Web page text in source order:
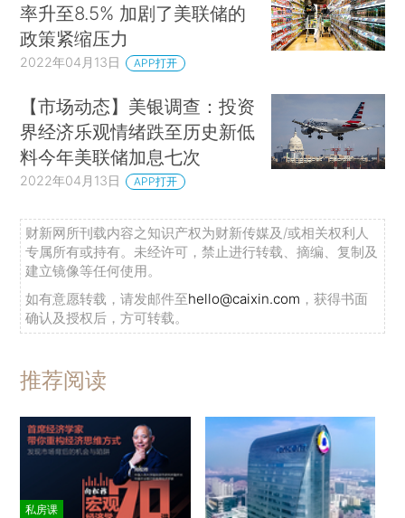
率升至8.5% 加剧了美联储的
政策紧缩压力
2022年04月13日 APP打开
【市场动态】美银调查：投资
界经济乐观情绪跌至历史新低
料今年美联储加息七次
2022年04月13日 APP打开
财新网所刊载内容之知识产权为财新传媒及/或相关权利人
专属所有或持有。未经许可，禁止进行转载、摘编、复制及
建立镜像等任何使用。
如有意愿转载，请发邮件至hello@caixin.com ，获得书面
确认及授权后，方可转载。
推荐阅读
私房课